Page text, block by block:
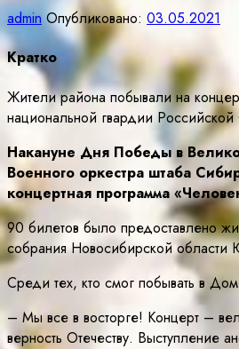
admin Опубликовано: 03.05.2021
Кратко
Жители района побывали на
национальной гвардии
Накануне Дня Победы в
Военного оркестра штаба
концертная программа
90 билетов было предоставлено
собрания Новосибирской области
Среди тех, кто смог побывать в
– Мы все в восторге! Концерт –
верность Отечеству.